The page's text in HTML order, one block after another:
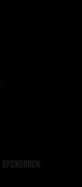
Sponsoren